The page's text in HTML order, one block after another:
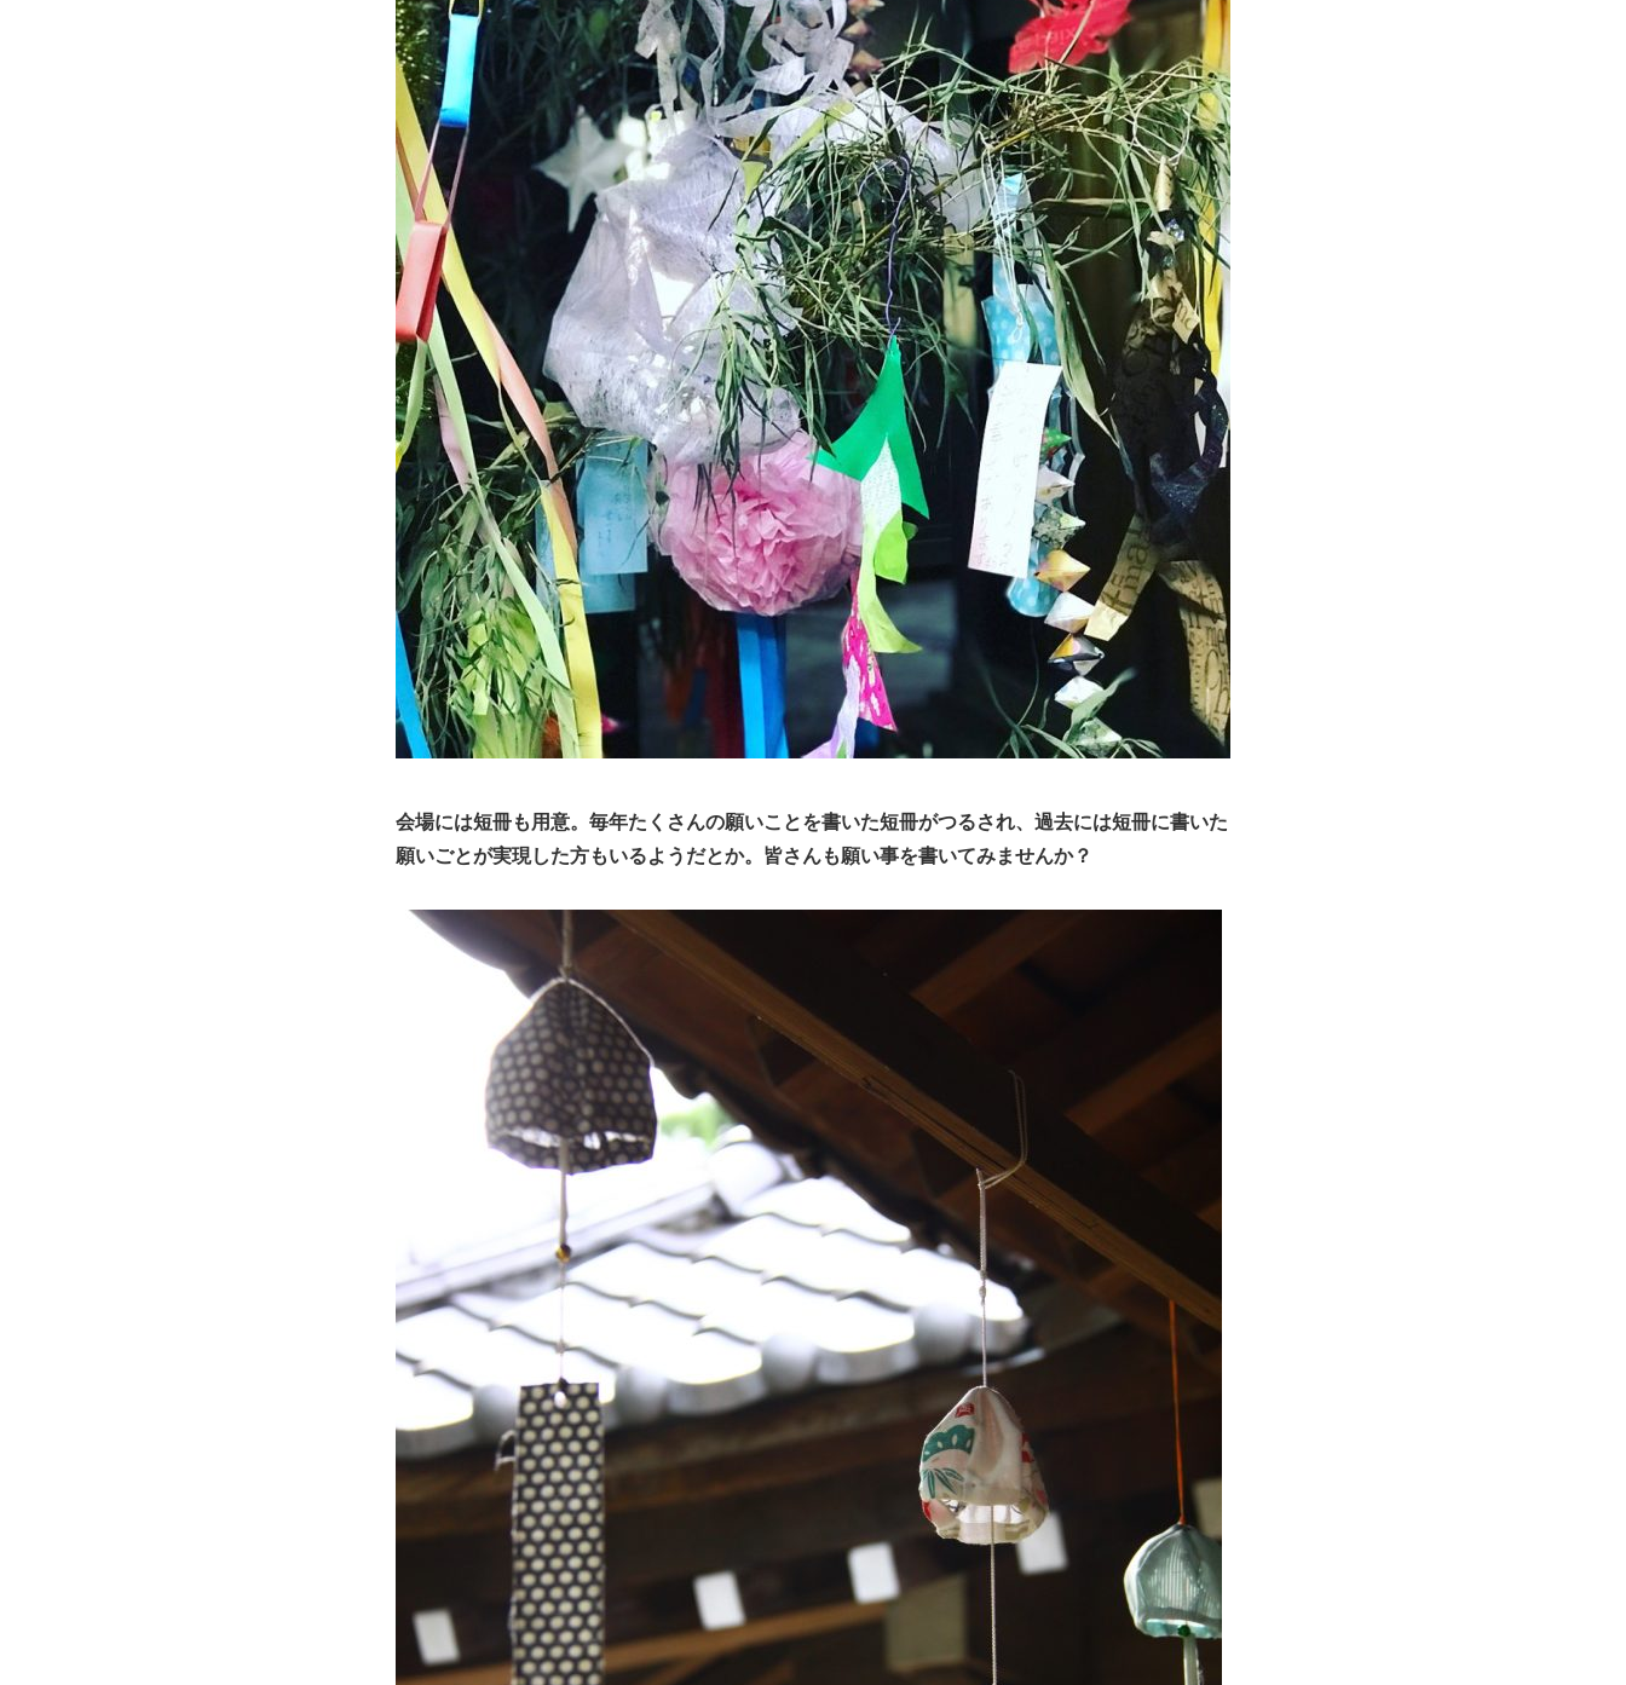
会場には短冊も用意。毎年たくさんの願いことを書いた短冊がつるされ、過去には短冊に書いた
願いごとが実現した方もいるようだとか。皆さんも願い事を書いてみませんか？